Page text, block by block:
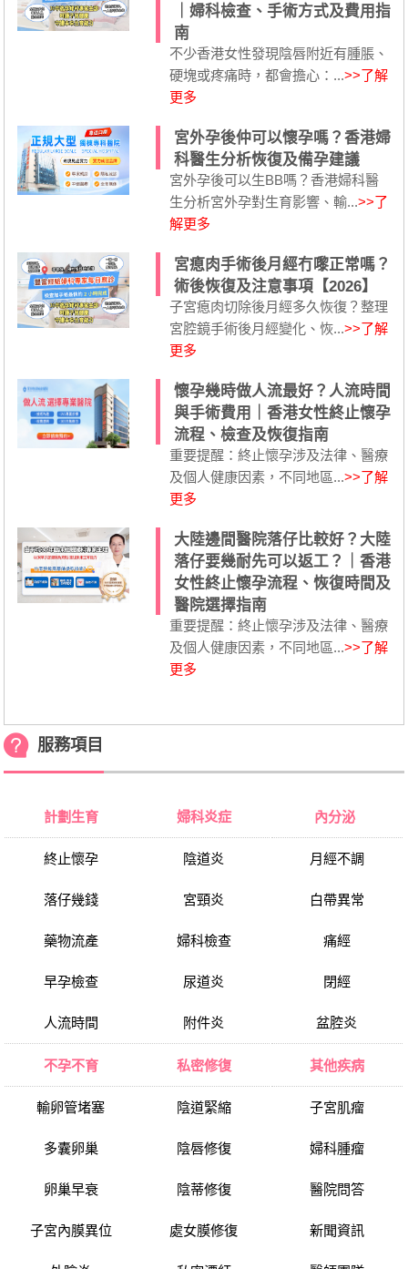
｜婦科檢查、手術方式及費用指
南
不少香港女性發現陰唇附近有腫脹、
硬塊或疼痛時，都會擔心：...>>了解
更多
宮外孕後仲可以懷孕嗎？香港婦
科醫生分析恢復及備孕建議
宮外孕後可以生BB嗎？香港婦科醫
生分析宮外孕對生育影響、輸...>>了
解更多
宮瘜肉手術後月經冇嚟正常嗎？
術後恢復及注意事項【2026】
子宮瘜肉切除後月經多久恢復？整理
宮腔鏡手術後月經變化、恢...>>了解
更多
懷孕幾時做人流最好？人流時間
與手術費用｜香港女性終止懷孕
流程、檢查及恢復指南
重要提醒：終止懷孕涉及法律、醫療
及個人健康因素，不同地區...>>了解
更多
大陸邊間醫院落仔比較好？大陸
落仔要幾耐先可以返工？｜香港
女性終止懷孕流程、恢復時間及
醫院選擇指南
重要提醒：終止懷孕涉及法律、醫療
及個人健康因素，不同地區...>>了解
更多
服務項目
計劃生育
終止懷孕
落仔幾錢
藥物流產
早孕檢查
人流時間
婦科炎症
陰道炎
宮頸炎
婦科檢查
尿道炎
附件炎
內分泌
月經不調
白帶異常
痛經
閉經
盆腔炎
不孕不育
輸卵管堵塞
多囊卵巢
卵巢早衰
子宮內膜異位
私密修復
陰道緊縮
陰唇修復
陰蒂修復
處女膜修復
其他疾病
子宮肌瘤
婦科腫瘤
醫院問答
新聞資訊